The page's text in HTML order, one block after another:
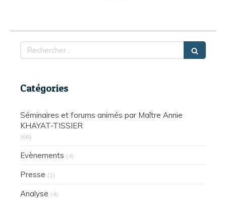
Rechercher
Catégories
Séminaires et forums animés par Maître Annie
KHAYAT-TISSIER
(66)
Evènements (4)
Presse (2)
Analyse (4)